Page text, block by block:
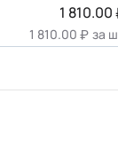
1 810.00
1 810.00 за